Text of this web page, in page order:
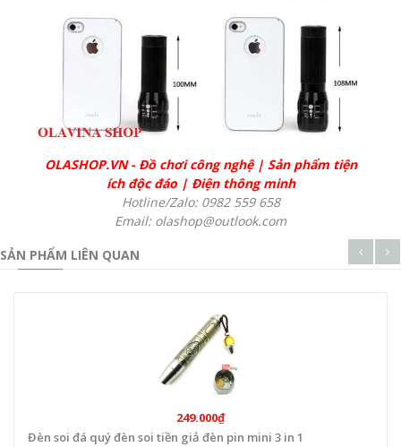
OLASHOP.VN- Đồ chơi công nghệ| Sản phẩm tiện
ích độc đáo| Điện thông minh
Hotline/Zalo: 0982 559 658
Email: olashop@outlook.com
SẢN PHẨM LIÊN QUAN
249.000₫
Đèn soi đá quý đèn soi tiền giả đèn pin mini 3 in 1